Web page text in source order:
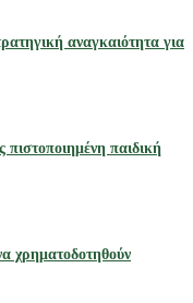
αναγκαιότητα για
παιδική
χρηματοδοτηθούν